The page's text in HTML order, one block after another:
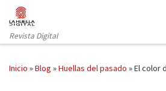
Saltar al contenido
Revista Digital
Inicio »Blog »Huellas del pasado »El color